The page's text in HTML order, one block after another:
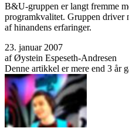
B&U-gruppen er langt fremme
programkvalitet. Gruppen
af hinandens erfaringer.
23. januar 2007
af Øystein Espeseth-Andresen
Denne artikkel er mere end 3 år